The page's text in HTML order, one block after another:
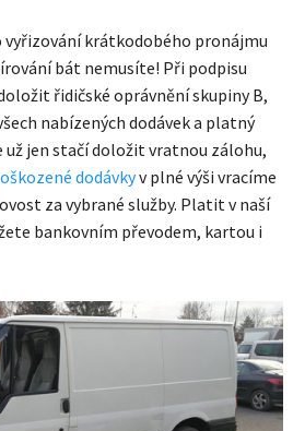
vyřizování krátkodobého pronájmu
bát nemusíte! Při podpisu
řidičské oprávnění skupiny B,
nabízených dodávek a platný
už jen stačí doložit vratnou zálohu,
dodávkyv plné výši vracíme
za vybrané služby. Platit v naší
bankovním převodem, kartou i